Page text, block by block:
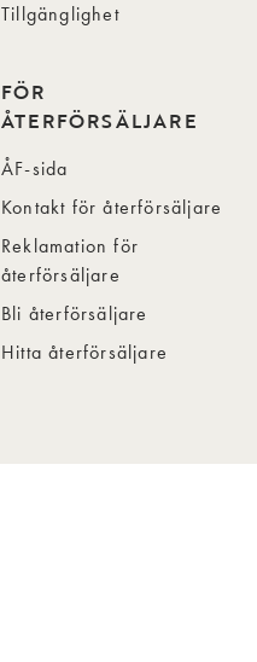
Tillgänglighet
FÖR
ÅTERFÖRSÄLJARE
ÅF-sida
Kontakt för återförsäljare
Reklamation för
återförsäljare
Bli återförsäljare
Hitta återförsäljare